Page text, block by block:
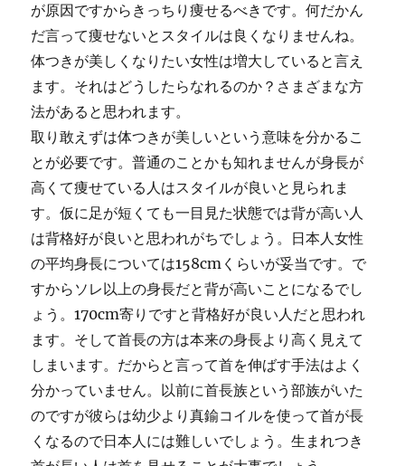
が原因ですからきっちり痩せるべきです。何だかん
だ言って痩せないとスタイルは良くなりませんね。
体つきが美しくなりたい女性は増大していると言え
ます。それはどうしたらなれるのか？さまざまな方
法があると思われます。
取り敢えずは体つきが美しいという意味を分かるこ
とが必要です。普通のことかも知れませんが身長が
高くて痩せている人はスタイルが良いと見られま
す。仮に足が短くても一目見た状態では背が高い人
は背格好が良いと思われがちでしょう。日本人女性
の平均身長については158cmくらいが妥当です。で
すからソレ以上の身長だと背が高いことになるでし
ょう。170cm寄りですと背格好が良い人だと思われ
ます。そして首長の方は本来の身長より高く見えて
しまいます。だからと言って首を伸ばす手法はよく
分かっていません。以前に首長族という部族がいた
のですが彼らは幼少より真鍮コイルを使って首が長
くなるので日本人には難しいでしょう。生まれつき